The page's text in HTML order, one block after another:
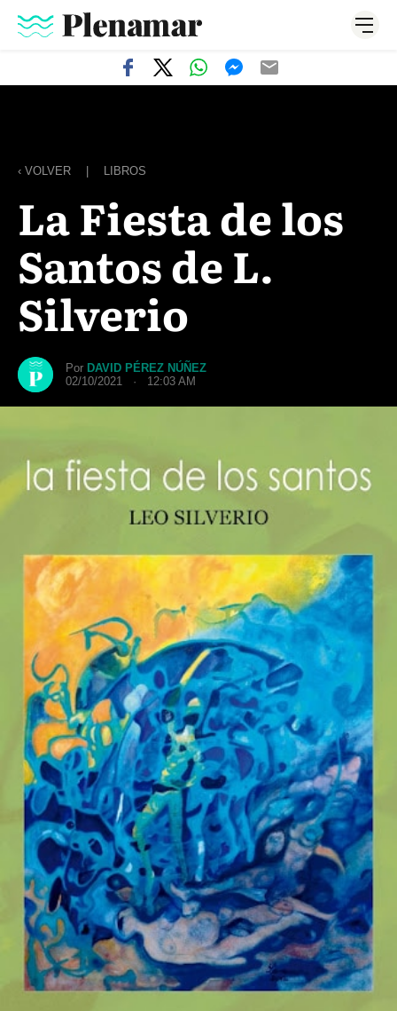
‹ VOLVER LIBROS
La Fiesta de los
Santos de L.
Silverio
Por DAVID PÉREZ NÚÑEZ
02/10/2021 · 12:03 AM